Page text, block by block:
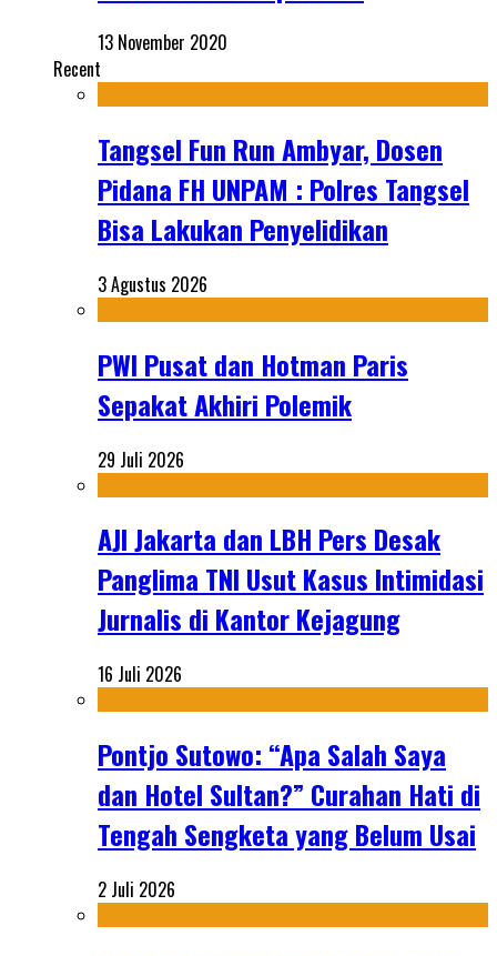
13 November 2020
Recent
Tangsel Fun Run Ambyar, Dosen
Pidana FH UNPAM : Polres Tangsel
Bisa Lakukan Penyelidikan
3 Agustus 2026
PWI Pusat dan Hotman Paris
Sepakat Akhiri Polemik
29 Juli 2026
AJI Jakarta dan LBH Pers Desak
Panglima TNI Usut Kasus Intimidasi
Jurnalis di Kantor Kejagung
16 Juli 2026
Pontjo Sutowo: “Apa Salah Saya
dan Hotel Sultan?” Curahan Hati di
Tengah Sengketa yang Belum Usai
2 Juli 2026